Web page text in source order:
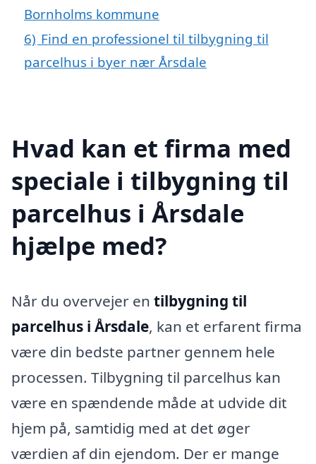
Bornholms kommune
6) Find en professionel til tilbygning til
parcelhus i byer nær Årsdale
Hvad kan et firma med
speciale i tilbygning til
parcelhus i Årsdale
hjælpe med?
Når du overvejer en tilbygning til
parcelhus i Årsdale, kan et erfarent firma
være din bedste partner gennem hele
processen. Tilbygning til parcelhus kan
være en spændende måde at udvide dit
hjem på, samtidig med at det øger
værdien af din ejendom. Der er mange